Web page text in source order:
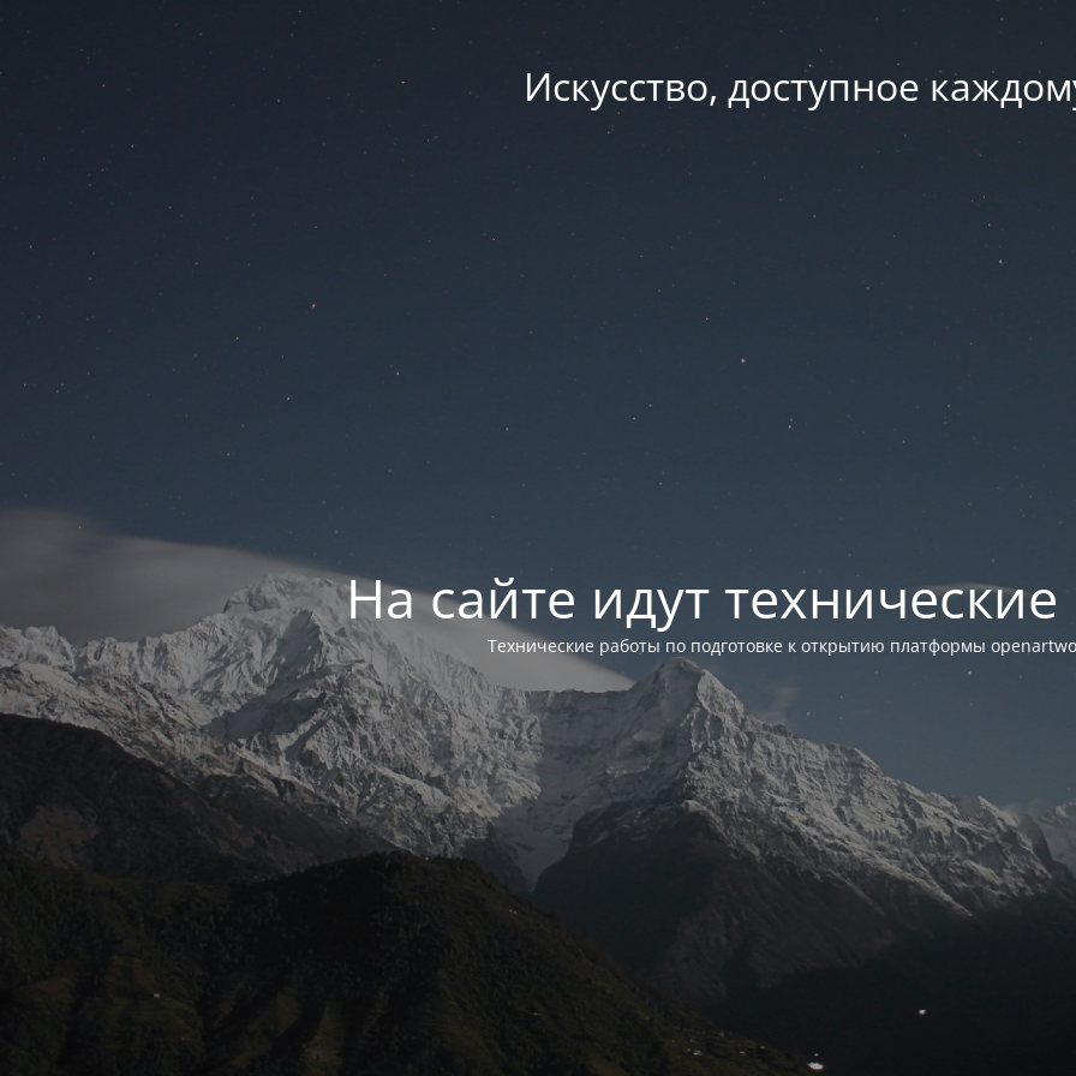
Искусство, доступное
На сайте идут
Технические работы по подготовке к открытию платформы